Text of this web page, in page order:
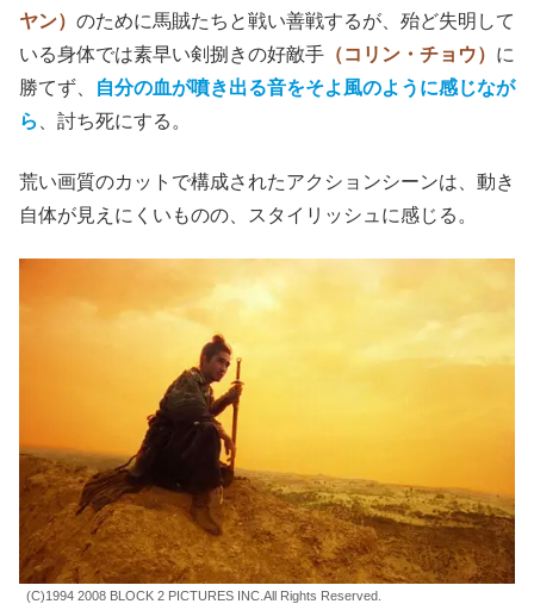
ヤン） のために馬賊たちと戦い善戦するが、殆ど失明して
いる身体では素早い剣捌きの好敵手 （コリン・チョウ） に
勝てず、
自分の血が噴き出る音をそよ風のように感じなが
ら
、討ち死にする。
荒い画質のカットで構成されたアクションシーンは、動き
自体が見えにくいものの、スタイリッシュに感じる。
(C)1994 2008 BLOCK 2 PICTURES INC.All Rights Reserved.